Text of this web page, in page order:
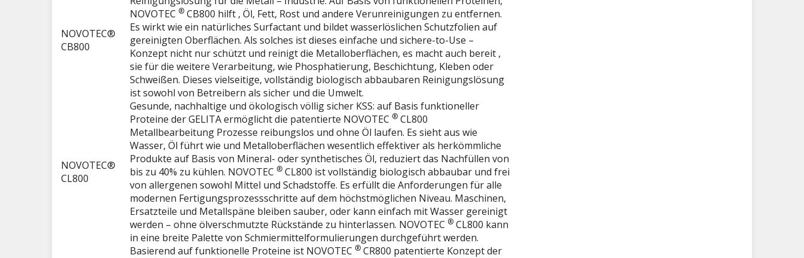
NOVOTEC®
CB800
NOVOTEC ® CB800 hilft , Öl, Fett, Rost und andere Verunreinigungen zu entfernen.
Es wirkt wie ein natürliches Surfactant und bildet wasserlöslichen Schutzfolien auf
gereinigten Oberflächen. Als solches ist dieses einfache und sichere-to-Use –
Konzept nicht nur schützt und reinigt die Metalloberflächen, es macht auch bereit ,
sie für die weitere Verarbeitung, wie Phosphatierung, Beschichtung, Kleben oder
Schweißen. Dieses vielseitige, vollständig biologisch abbaubaren Reinigungslösung
ist sowohl von Betreibern als sicher und die Umwelt.
NOVOTEC®
CL800
Gesunde, nachhaltige und ökologisch völlig sicher KSS: auf Basis funktioneller
Proteine ​​der GELITA ermöglicht die patentierte NOVOTEC ® CL800
Metallbearbeitung Prozesse reibungslos und ohne Öl laufen. Es sieht aus wie
Wasser, Öl führt wie und Metalloberflächen wesentlich effektiver als herkömmliche
Produkte auf Basis von Mineral- oder synthetisches Öl, reduziert das Nachfüllen von
bis zu 40% zu kühlen. NOVOTEC ® CL800 ist vollständig biologisch abbaubar und frei
von allergenen sowohl Mittel und Schadstoffe. Es erfüllt die Anforderungen für alle
modernen Fertigungsprozessschritte auf dem höchstmöglichen Niveau. Maschinen,
Ersatzteile und Metallspäne bleiben sauber, oder kann einfach mit Wasser gereinigt
werden – ohne ölverschmutzte Rückstände zu hinterlassen. NOVOTEC ® CL800 kann
in eine breite Palette von Schmiermittelformulierungen durchgeführt werden.
Basierend auf funktionelle Proteine ​​ist NOVOTEC ® CR800 patentierte Konzept der